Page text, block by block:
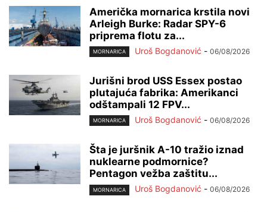
Američka mornarica krstila novi
Arleigh Burke: Radar SPY-6
priprema flotu za...
MORNARICA Uroš Bogdanović - 06/08/2026
Jurišni brod USS Essex postao
plutajuća fabrika: Amerikanci
odštampali 12 FPV...
MORNARICA Uroš Bogdanović - 06/08/2026
Šta je juršnik A-10 tražio iznad
nuklearne podmornice?
Pentagon vežba zaštitu...
MORNARICA Uroš Bogdanović - 06/08/2026